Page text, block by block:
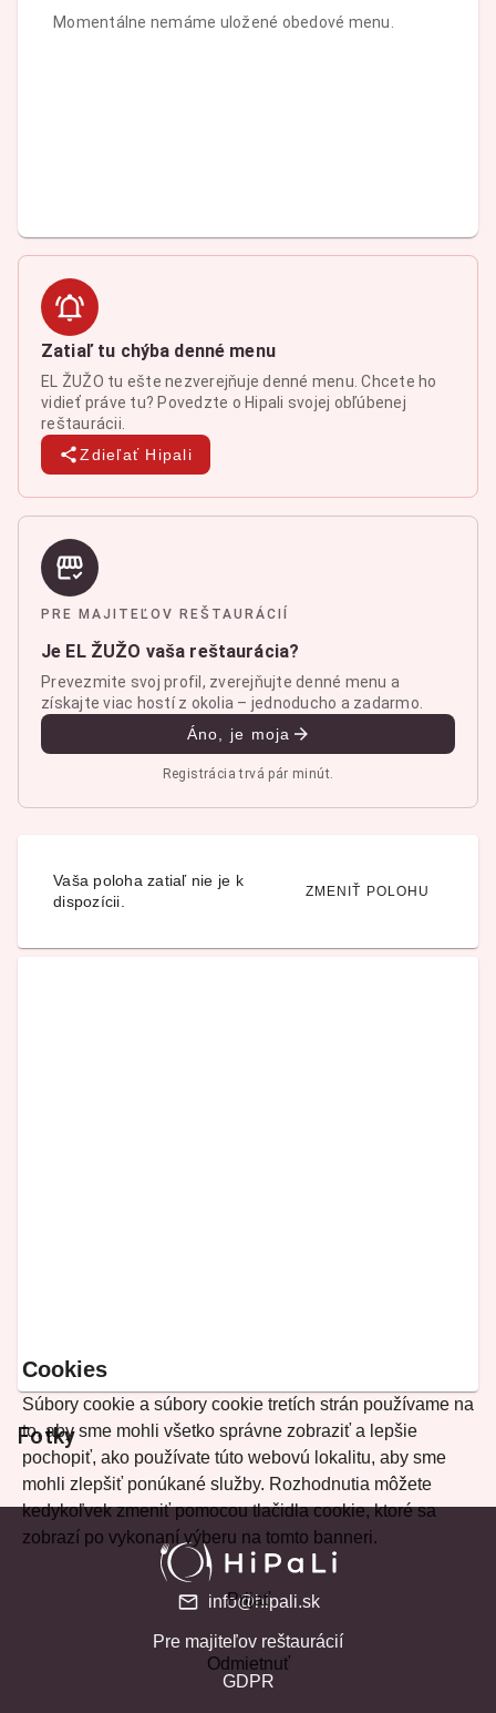
Momentálne nemáme uložené obedové menu.
Zatiaľ tu chýba denné menu
EL ŽUŽO tu ešte nezverejňuje denné menu. Chcete ho
vidieť práve tu? Povedzte o Hipali svojej obľúbenej
reštaurácii.
Zdieľať Hipali
PRE MAJITEĽOV REŠTAURÁCIÍ
Je EL ŽUŽO vaša reštaurácia?
Prevezmite svoj profil, zverejňujte denné menu a
získajte viac hostí z okolia – jednoducho a zadarmo.
Áno, je moja
Registrácia trvá pár minút.
Vaša poloha zatiaľ nie je k
dispozícii.
ZMENIŤ POLOHU
Fotky
Cookies
Súbory cookie a súbory cookie tretích strán používame na
to, aby sme mohli všetko správne zobraziť a lepšie
pochopiť, ako používate túto webovú lokalitu, aby sme
mohli zlepšiť ponúkané služby. Rozhodnutia môžete
kedykoľvek zmeniť pomocou tlačidla cookie, ktoré sa
zobrazí po vykonaní výberu na tomto banneri.
Prijať
Odmietnuť
info@hipali.sk
Pre majiteľov reštaurácií
GDPR